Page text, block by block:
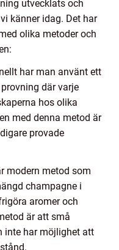
utvecklats och
känner idag. Det har
olika metoder och
har man använt ett
där varje
hos olika
med denna metod är
provade
modern metod som
champagne i
aromer och
är att små
inte har möjlighet att